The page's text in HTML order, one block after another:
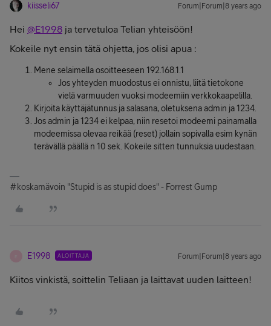
kiisseli67 Forum|Forum|8 years ago
Hei @E1998 ja tervetuloa Telian yhteisöön!
Kokeile nyt ensin tätä ohjetta, jos olisi apua :
Mene selaimella osoitteeseen 192.168.1.1
Jos yhteyden muodostus ei onnistu, liitä tietokone
vielä varmuuden vuoksi modeemiin verkkokaapelilla.
Kirjoita käyttäjätunnus ja salasana, oletuksena admin ja 1234.
Jos admin ja 1234 ei kelpaa, niin resetoi modeemi painamalla
modeemissa olevaa reikää (reset) jollain sopivalla esim kynän
terävällä päällä n 10 sek. Kokeile sitten tunnuksia uudestaan.
#koskamävoin "Stupid is as stupid does" - Forrest Gump
E1998 ALOITTAJA Forum|Forum|8 years ago
Kiitos vinkistä, soittelin Teliaan ja laittavat uuden laitteen!